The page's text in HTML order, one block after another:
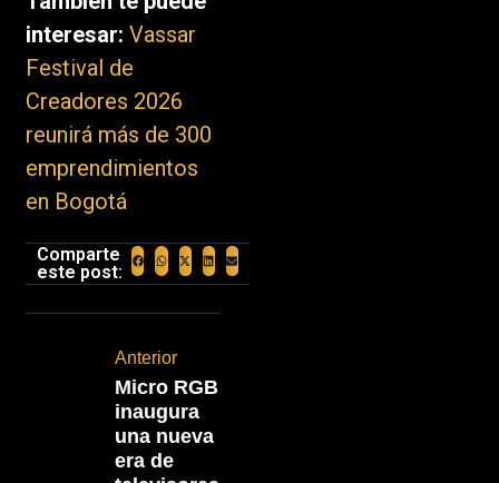
interesar: Vassar
Festival de
Creadores 2026
reunirá más de 300
emprendimientos
en Bogotá
Comparte
este post:
Anterior
Micro RGB
inaugura
una nueva
era de